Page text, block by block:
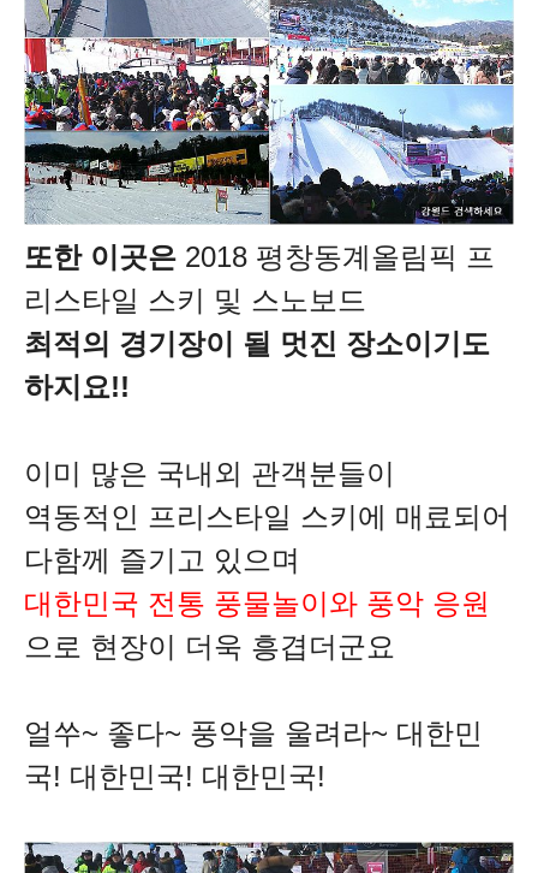
또한 이곳은 2018 평창동계올림픽 프
리스타일 스키 및 스노보드
최적의 경기장이 될 멋진 장소이기도
하지요!!
이미 많은 국내외 관객분들이
역동적인 프리스타일 스키에 매료되어
다함께 즐기고 있으며
대한민국 전통 풍물놀이와 풍악 응원
으로 현장이 더욱 흥겹더군요
얼쑤~ 좋다~ 풍악을 울려라~ 대한민
국! 대한민국! 대한민국!